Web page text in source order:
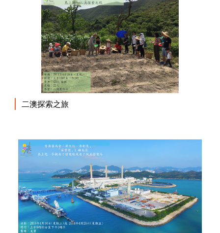
二澳探索之旅